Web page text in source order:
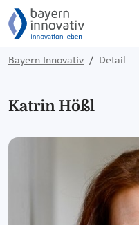
Bayern Innovativ Detail
Katrin Hößl